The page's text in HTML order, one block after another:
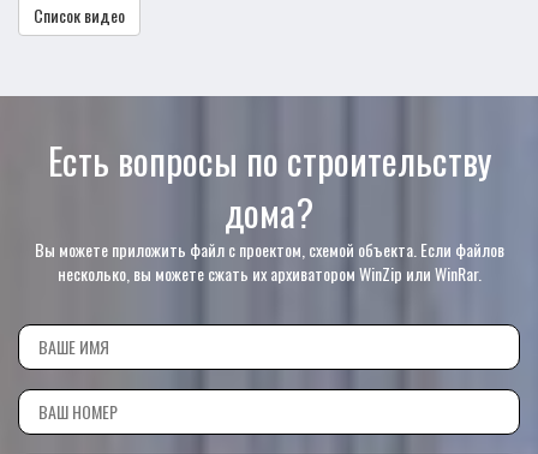
Список видео
Есть вопросы по строительству
дома?
Вы можете приложить файл с проектом, схемой объекта. Если файлов
несколько, вы можете сжать их архиватором WinZip или WinRar.